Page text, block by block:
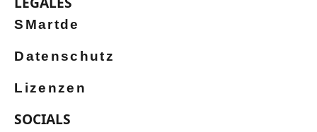
SMartde
Datenschutz
Lizenzen
SOCIALS